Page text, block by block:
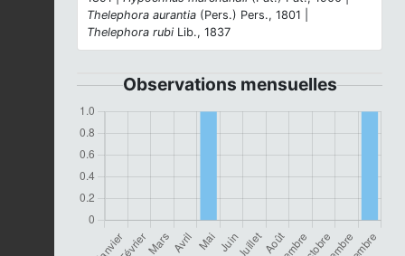
Thelephora aurantia (Pers.) Pers., 1801 |
Thelephora rubi Lib., 1837
Observations mensuelles